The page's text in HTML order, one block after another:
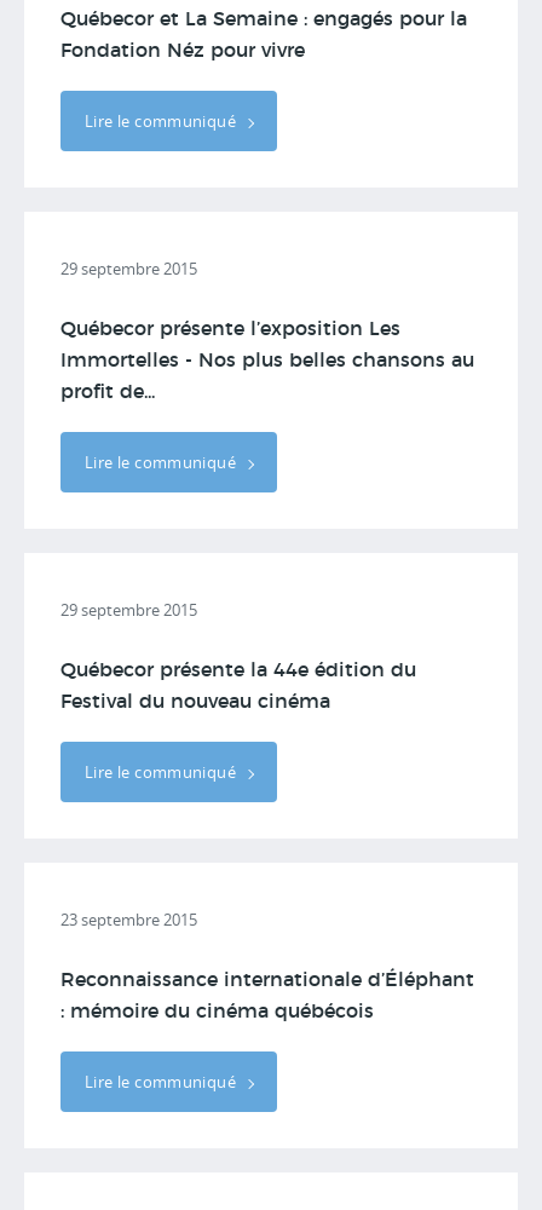
Québecor et La Semaine : engagés pour la
Fondation Néz pour vivre
Lire le communiqué
29 septembre 2015
Québecor présente l’exposition Les
Immortelles - Nos plus belles chansons au
profit de...
Lire le communiqué
29 septembre 2015
Québecor présente la 44e édition du
Festival du nouveau cinéma
Lire le communiqué
23 septembre 2015
Reconnaissance internationale d’Éléphant
: mémoire du cinéma québécois
Lire le communiqué